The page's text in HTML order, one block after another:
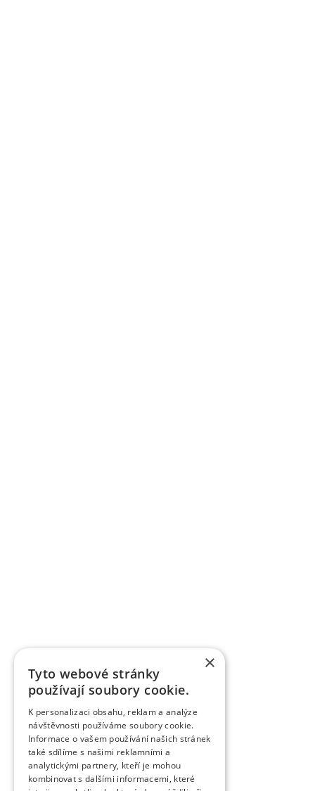
×
Tyto webové stránky
používají soubory cookie.
K personalizaci obsahu, reklam a analýze
návštěvnosti používáme soubory cookie.
Informace o vašem používání našich stránek
také sdílíme s našimi reklamními a
analytickými partnery, kteří je mohou
kombinovat s dalšími informacemi, které